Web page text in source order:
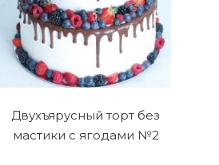
Двухъярусный торт без
мастики с ягодами №2